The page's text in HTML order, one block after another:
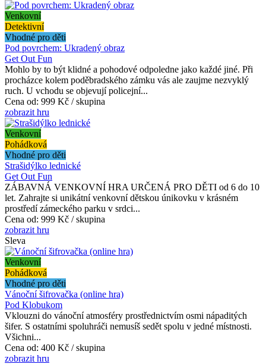
Venkovní
Detektivní
Vhodné pro děti
Pod povrchem: Ukradený obraz
Get Out Fun
Mohlo by to být klidné a pohodové odpoledne jako každé jiné. Při
procházce kolem poděbradského zámku vás ale zaujme nezvyklý
ruch. U vchodu se objevují policejní...
Cena od: 999 Kč / skupina
zobrazit hru
Venkovní
Pohádková
Vhodné pro děti
Strašidýlko lednické
Get Out Fun
ZÁBAVNÁ VENKOVNÍ HRA URČENÁ PRO DĚTI od 6 do 10
let. Zahrajte si unikátní venkovní dětskou únikovku v krásném
prostředí zámeckého parku v srdci...
Cena od: 999 Kč / skupina
zobrazit hru
Sleva
Venkovní
Pohádková
Vhodné pro děti
Vánoční šifrovačka (online hra)
Pod Klobukom
Vklouzni do vánoční atmosféry prostřednictvím osmi nápaditých
šifer. S ostatními spoluhráči nemusíš sedět spolu v jedné místnosti.
Všichni...
Cena od: 400 Kč / skupina
zobrazit hru